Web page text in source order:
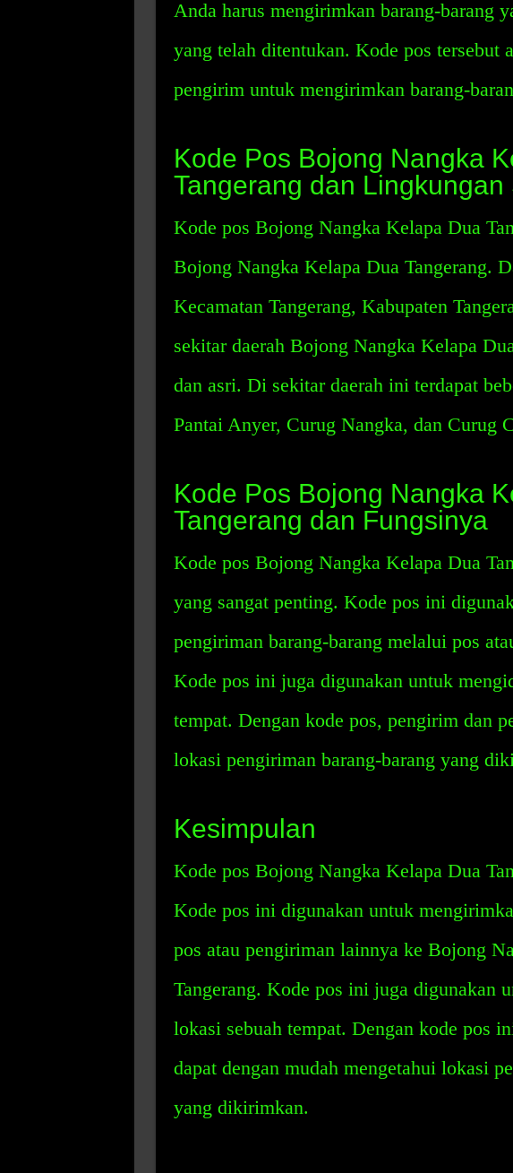
Anda harus mengirimkan barang-barang
yang telah ditentukan. Kode pos tersebut
pengirim untuk mengirimkan barang-
Kode Pos Bojong Nangka
Tangerang dan Lingkungan
Kode pos Bojong Nangka Kelapa Dua
Bojong Nangka Kelapa Dua Tangerang.
Kecamatan Tangerang, Kabupaten
sekitar daerah Bojong Nangka Kelapa
dan asri. Di sekitar daerah ini terdapat
Pantai Anyer, Curug Nangka, dan Curug
Kode Pos Bojong Nangka
Tangerang dan Fungsinya
Kode pos Bojong Nangka Kelapa Dua
yang sangat penting. Kode pos ini
pengiriman barang-barang melalui pos
Kode pos ini juga digunakan untuk
tempat. Dengan kode pos, pengirim dan
lokasi pengiriman barang-barang yang
Kesimpulan
Kode pos Bojong Nangka Kelapa Dua
Kode pos ini digunakan untuk
pos atau pengiriman lainnya ke Bojong
Tangerang. Kode pos ini juga digunakan
lokasi sebuah tempat. Dengan kode pos
dapat dengan mudah mengetahui lokasi
yang dikirimkan.